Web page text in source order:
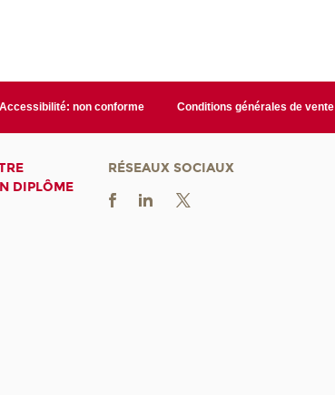
Accessibilité: non conforme Conditions générales de vente
DIPLÔME
RÉSEAUX SOCIAUX